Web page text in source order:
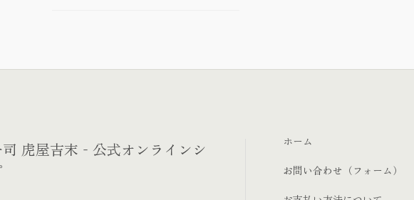
虎屋吉末‐公式オンラインシ
ホーム
お問い合わせ（フォーム）